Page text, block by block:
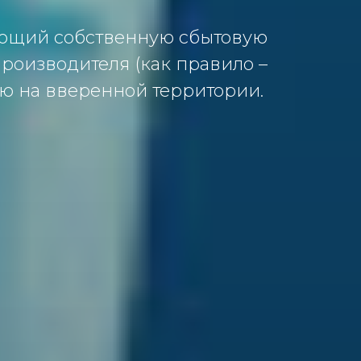
собственную сбытовую
(как правило –
на вверенной территории.